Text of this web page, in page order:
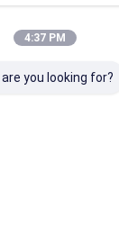
4:37 PM
you looking for?